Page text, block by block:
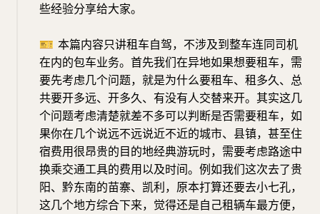
些经验分享给大家。
🎫 本篇内容只讲租车自驾，不涉及到整车连同司机
在内的包车业务。首先我们在异地如果想要租车，需
要先考虑几个问题，就是为什么要租车、租多久、总
共要开多远、开多久、有没有人交替来开。其实这几
个问题考虑清楚就差不多可以判断是否需要租车，如
果你在几个说远不远说近不近的城市、县镇，甚至住
宿费用很昂贵的目的地经典游玩时，需要考虑路途中
换乘交通工具的费用以及时间。例如我们这次去了贵
阳、黔东南的苗寨、凯利，原本打算还要去小七孔，
这几个地方综合下来，觉得还是自己租辆车最方便，